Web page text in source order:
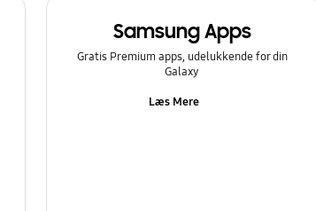
Samsung Apps
Gratis Premium apps, udelukkende for din
Galaxy
Læs Mere